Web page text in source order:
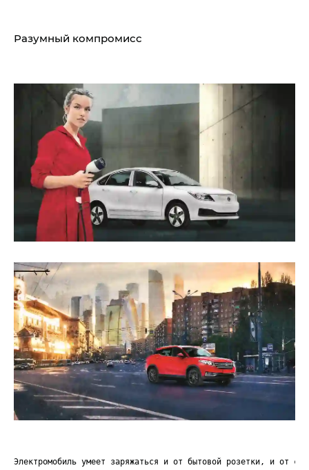
Разумный компромисс
Электромобиль умеет заряжаться и от бытовой розетки, и от